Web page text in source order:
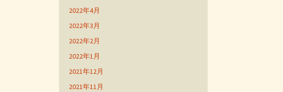
2022年4月
2022年3月
2022年2月
2022年1月
2021年12月
2021年11月